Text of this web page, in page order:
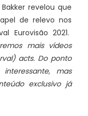
revelou que
de relevo nos
Eurovisão 2021.
mais vídeos
acts. Do ponto
mas
exclusivo já